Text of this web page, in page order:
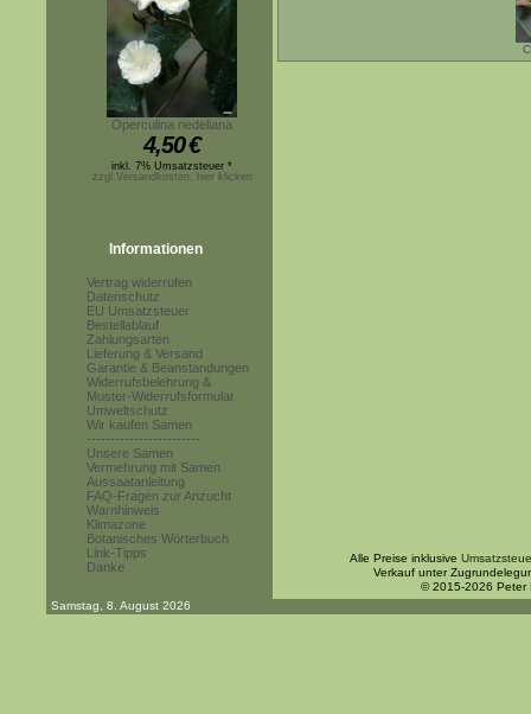
Operculina riedeliana
4,50€
inkl. 7% Umsatzsteuer *
zzgl.Versandkosten, hier klicken
Informationen
Vertrag widerrufen
Datenschutz
EU Umsatzsteuer
Bestellablauf
Zahlungsarten
Lieferung & Versand
Garantie & Beanstandungen
Widerrufsbelehrung &
Muster-Widerrufsformular
Umweltschutz
Wir kaufen Samen
------------------------
Unsere Samen
Vermehrung mit Samen
Aussaatanleitung
FAQ-Fragen zur Anzucht
Warnhinweis
Klimazone
Botanisches Wörterbuch
Link-Tipps
Danke
Alle Preise inklusive
Verkauf unter
© 2015-2026 Peter
Samstag, 8. August 2026